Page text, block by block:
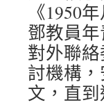
《1950
鄧教員
對外聯
討機構
文，直到